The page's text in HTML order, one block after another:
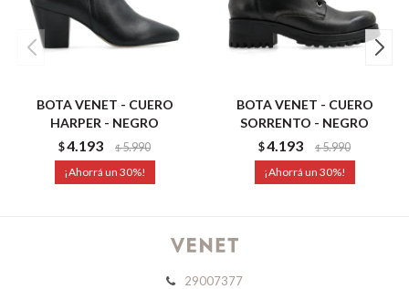
BOTA VENET - CUERO
HARPER - NEGRO
$4.193 $5.990
30
BOTA VENET - CUERO
SORRENTO - NEGRO
$4.193 $5.990
30
29007377